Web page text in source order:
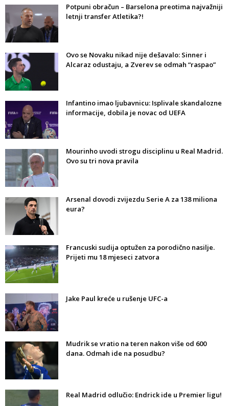
Potpuni obračun – Barselona preotima najvažniji
letnji transfer Atletika?!
Ovo se Novaku nikad nije dešavalo: Sinner i
Alcaraz odustaju, a Zverev se odmah “raspao”
Infantino imao ljubavnicu: Isplivale skandalozne
informacije, dobila je novac od UEFA
Mourinho uvodi strogu disciplinu u Real Madrid.
Ovo su tri nova pravila
Arsenal dovodi zvijezdu Serie A za 138 miliona
eura?
Francuski sudija optužen za porodično nasilje.
Prijeti mu 18 mjeseci zatvora
Jake Paul kreće u rušenje UFC-a
Mudrik se vratio na teren nakon više od 600
dana. Odmah ide na posudbu?
Real Madrid odlučio: Endrick ide u Premier ligu!